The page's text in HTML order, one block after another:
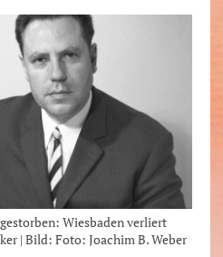
Wiesbaden verliert
| Bild: Foto: Joachim B. Weber